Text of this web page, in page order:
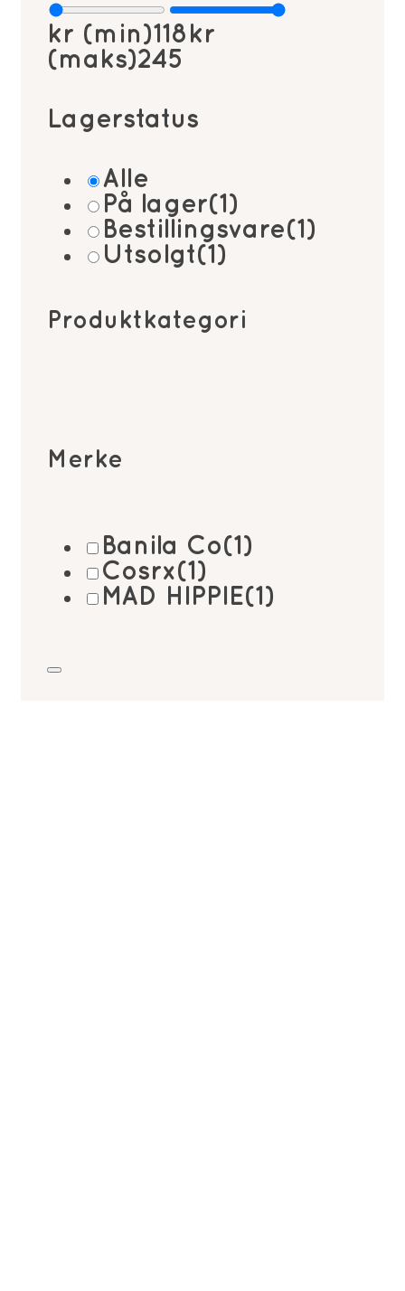
kr (min)118 kr
(maks)245
Lagerstatus
Alle
På lager(1)
Bestillingsvare(1)
Utsolgt(1)
Produktkategori
Merke
Banila Co(1)
Cosrx(1)
MAD HIPPIE(1)